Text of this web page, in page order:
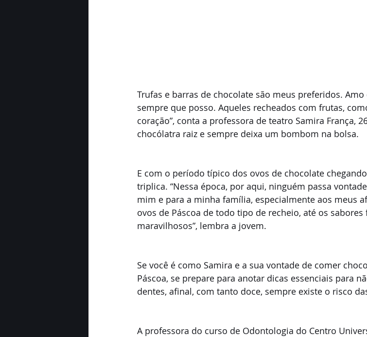
Trufas e barras de chocolate são meus preferidos.
sempre que posso. Aqueles recheados com frutas,
coração”, conta a professora de teatro Samira França,
chocólatra raiz e sempre deixa um bombom na bolsa.
E com o período típico dos ovos de chocolate
triplica. “Nessa época, por aqui, ninguém passa
mim e para a minha família, especialmente aos meus
ovos de Páscoa de todo tipo de recheio, até os
maravilhosos”, lembra a jovem.
Se você é como Samira e a sua vontade de comer
Páscoa, se prepare para anotar dicas essenciais para
dentes, afinal, com tanto doce, sempre existe o risco
A professora do curso de Odontologia do Centro